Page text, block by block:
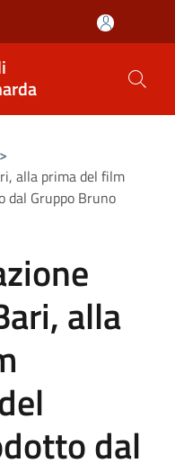
>
alla prima del film
dal Gruppo Bruno
alla
dal